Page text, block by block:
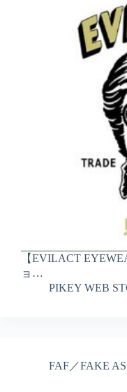
【EVILACT
ョ…
PIKEY WEB
FAF／FAKE